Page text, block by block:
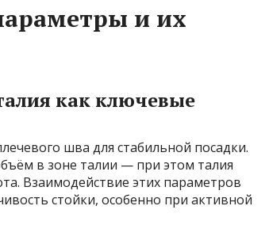
и их
как ключевые
шва для стабильной посадки.
в зоне талии — при этом талия
Взаимодействие этих параметров
стойки, особенно при активной